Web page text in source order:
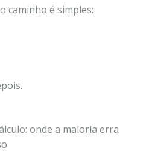
caminho é simples:
onde a maioria erra